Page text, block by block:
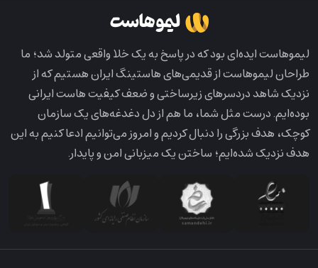
لیمو‌هاست ایده‌ای بود که در پاسخ به یک خلا واقعی متولد شد؛ ما
طراحان لیمو‌هاست از قدیمی‌های هاستینگ ایران هستیم که از
نزدیک شاهد دردسرهای زیرساختی و ضعف کیفیت هاست ایرانی
بوده‌ایم. درست مثل شما، ما هم از دل دغدغه‌های یک سازمان
کوچک، هدف بزرگی را دنبال کردیم و امروز می‌توانیم ادعا کنیم به این
هدف نزدیک شده‌ایم؛ ساختن یک میزبانی امن و پایدار.